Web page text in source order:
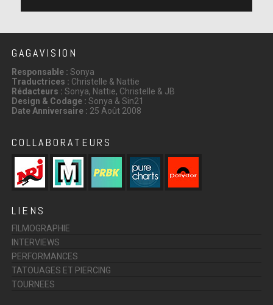
GAGAVISION
Responsable : Sonya
Traductrices : Christelle & Nattie
Rédacteurs : Sonya, Nattie, Christelle & JB
Design & Codage : Sonya & Sin21
Date Anniversaire : 25 Août 2008
COLLABORATEURS
LIENS
FILMOGRAPHIE
INTERVIEWS
PERFORMANCES
TATOUAGES ET PIERCING
TOURNEES